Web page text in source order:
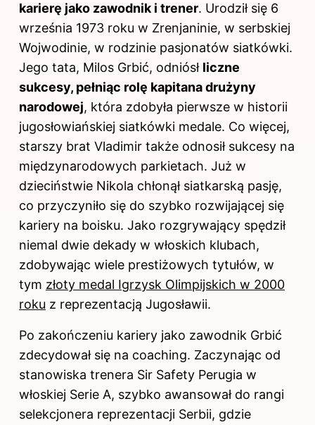
karierę jako zawodnik i trener. Urodził się 6
września 1973 roku w Zrenjaninie, w serbskiej
Wojwodinie, w rodzinie pasjonatów siatkówki.
Jego tata, Milos Grbić, odniósł liczne
sukcesy, pełniąc rolę kapitana drużyny
narodowej, która zdobyła pierwsze w historii
jugosłowiańskiej siatkówki medale. Co więcej,
starszy brat Vladimir także odnosił sukcesy na
międzynarodowych parkietach. Już w
dzieciństwie Nikola chłonął siatkarską pasję,
co przyczyniło się do szybko rozwijającej się
kariery na boisku. Jako rozgrywający spędził
niemal dwie dekady w włoskich klubach,
zdobywając wiele prestiżowych tytułów, w
tym złoty medal Igrzysk Olimpijskich w 2000
roku z reprezentacją Jugosławii.
Po zakończeniu kariery jako zawodnik Grbić
zdecydował się na coaching. Zaczynając od
stanowiska trenera Sir Safety Perugia w
włoskiej Serie A, szybko awansował do rangi
selekcjonera reprezentacji Serbii, gdzie